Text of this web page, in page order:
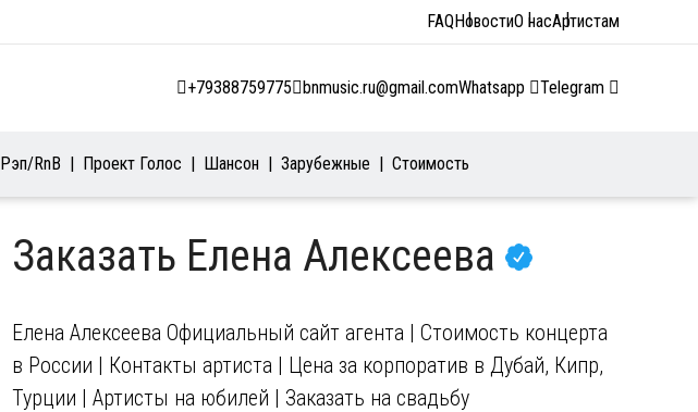
FAQНовостиО насАртистам
+79388759775 bnmusic.ru@gmail.comWhatsapp Telegram
Рэп/RnB Проект Голос Шансон Зарубежные Стоимость
Заказать Елена Алексеева
Елена Алексеева Официальный сайт агента | Стоимость концерта
в России | Контакты артиста | Цена за корпоратив в Дубай, Кипр,
Турции | Артисты на юбилей | Заказать на свадьбу